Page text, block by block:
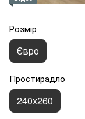
Розмір
Євро
Простирадло
240х260